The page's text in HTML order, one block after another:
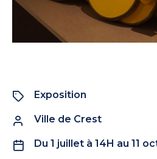
Exposition
Ville de Crest
Du 1 juillet à 14H au 11